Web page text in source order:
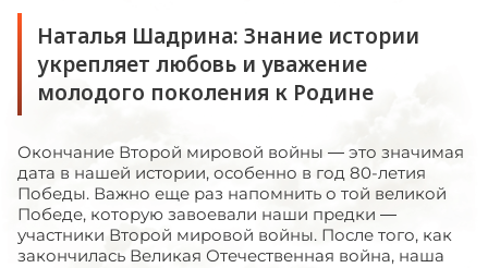
Наталья Шадрина: Знание истории
укрепляет любовь и уважение
молодого поколения к Родине
Окончание Второй мировой войны — это значимая
дата в нашей истории, особенно в год 80-летия
Победы. Важно еще раз напомнить о той великой
Победе, которую завоевали наши предки —
участники Второй мировой войны. После того, как
закончилась Великая Отечественная война, наша